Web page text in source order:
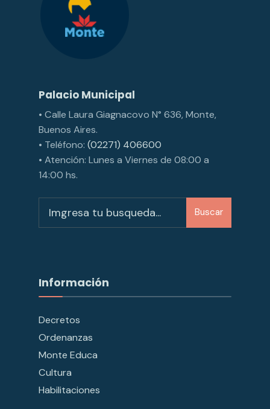
Palacio Municipal
• Calle Laura Giagnacovo N° 636, Monte,
Buenos Aires.
• Teléfono: (02271) 406600
• Atención: Lunes a Viernes de 08:00 a
14:00 hs.
Buscar
Información
Decretos
Ordenanzas
Monte Educa
Cultura
Habilitaciones